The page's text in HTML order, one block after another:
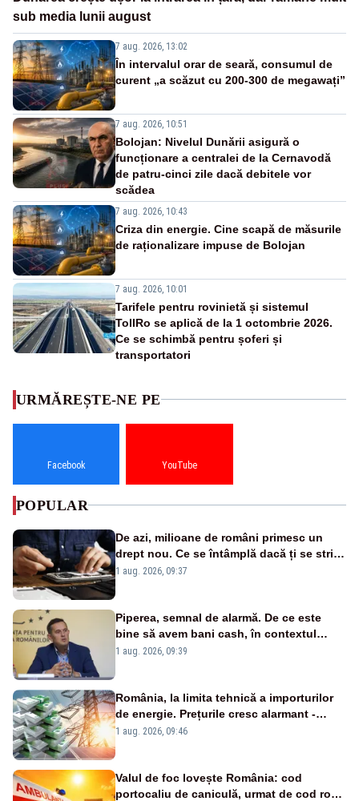
sub media lunii august
7 aug. 2026, 13:02
În intervalul orar de seară, consumul de
curent „a scăzut cu 200-300 de megawați”
7 aug. 2026, 10:51
Bolojan: Nivelul Dunării asigură o
funcționare a centralei de la Cernavodă
de patru-cinci zile dacă debitele vor
scădea
7 aug. 2026, 10:43
Criza din energie. Cine scapă de măsurile
de raționalizare impuse de Bolojan
7 aug. 2026, 10:01
Tarifele pentru rovinietă și sistemul
TollRo se aplică de la 1 octombrie 2026.
Ce se schimbă pentru șoferi și
transportatori
URMĂREȘTE-NE PE
Facebook YouTube
POPULAR
De azi, milioane de români primesc un
drept nou. Ce se întâmplă dacă ți se strică
un produs
1 aug. 2026, 09:37
Piperea, semnal de alarmă. De ce este
bine să avem bani cash, în contextul
alertei energetice?
1 aug. 2026, 09:39
România, la limita tehnică a importurilor
de energie. Prețurile cresc alarmant -
Analiză Realitatea Plus
1 aug. 2026, 09:46
Valul de foc lovește România: cod
portocaliu de caniculă, urmat de cod roșu